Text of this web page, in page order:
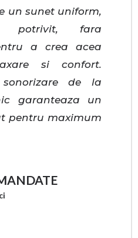
un sunet uniform,
potrivit, fara
a crea acea
si confort.
de la
garanteaza un
pentru maximum